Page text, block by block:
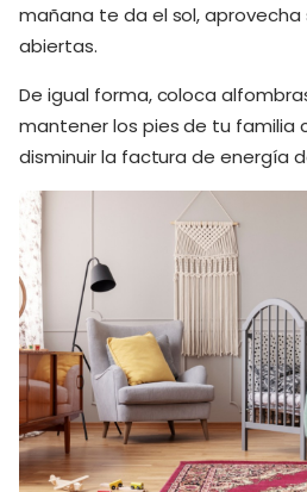
mañana te da el sol,
abiertas.
De igual forma, coloca
mantener los pies de tu familia
disminuir la factura de energía